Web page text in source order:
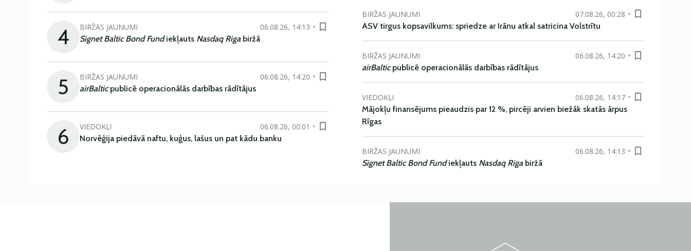
4 BIRŽAS JAUNUMI
06.08.26, 14:13
Signet Baltic Bond Fundiekļauts Nasdaq Riga biržā
5 BIRŽAS JAUNUMI
06.08.26, 14:20
airBalticpublicē operacionālās darbības rādītājus
6 VIEDOKĻI
06.08.26, 00:01
Norvēģija piedāvā naftu, kuģus, lašus un pat kādu banku
BIRŽAS JAUNUMI
07.08.26, 00:28
ASV tirgus kopsavilkums: spriedze ar Irānu atkal satricina Volstrītu
BIRŽAS JAUNUMI
06.08.26, 14:20
airBalticpublicē operacionālās darbības rādītājus
VIEDOKĻI
06.08.26, 14:17
Mājokļu finansējums pieaudzis par 12 %, pircēji arvien biežāk skatās ārpus
Rīgas
BIRŽAS JAUNUMI
06.08.26, 14:13
Signet Baltic Bond Fundiekļauts Nasdaq Riga biržā